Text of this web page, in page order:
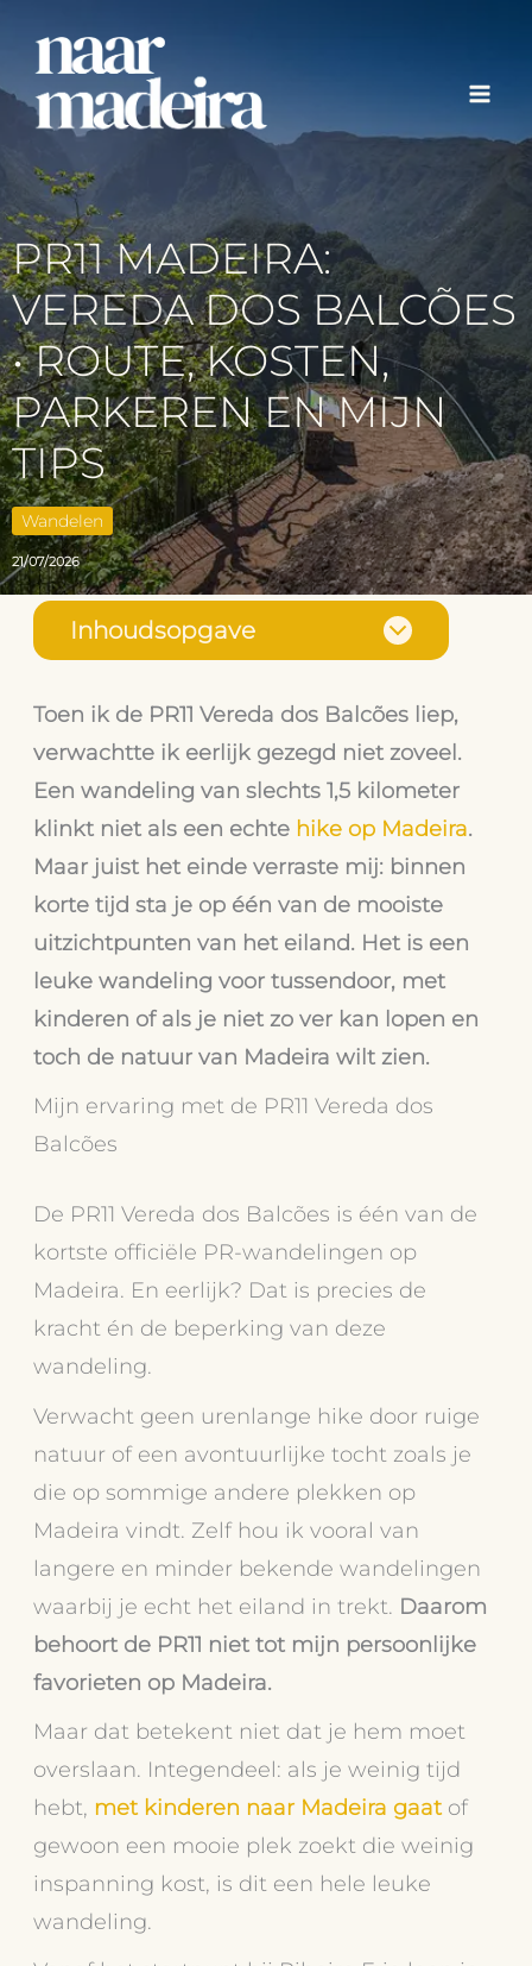
de
inhoud
PR11 MADEIRA:
VEREDA DOS BALCÕES
• ROUTE, KOSTEN,
PARKEREN EN MIJN
TIPS
Wandelen
21/07/2026
Inhoudsopgave
Toen ik de PR11 Vereda dos Balcões liep,
verwachtte ik eerlijk gezegd niet zoveel.
Een wandeling van slechts 1,5 kilometer
klinkt niet als een echte hike op Madeira.
Maar juist het einde verraste mij: binnen
korte tijd sta je op één van de mooiste
uitzichtpunten van het eiland. Het is een
leuke wandeling voor tussendoor, met
kinderen of als je niet zo ver kan lopen en
toch de natuur van Madeira wilt zien.
Mijn ervaring met de PR11 Vereda dos
Balcões
De PR11 Vereda dos Balcões is één van de
kortste officiële PR-wandelingen op
Madeira. En eerlijk? Dat is precies de
kracht én de beperking van deze
wandeling.
Verwacht geen urenlange hike door ruige
natuur of een avontuurlijke tocht zoals je
die op sommige andere plekken op
Madeira vindt. Zelf hou ik vooral van
langere en minder bekende wandelingen
waarbij je echt het eiland in trekt. Daarom
behoort de PR11 niet tot mijn persoonlijke
favorieten op Madeira.
Maar dat betekent niet dat je hem moet
overslaan. Integendeel: als je weinig tijd
hebt, met kinderen naar Madeira gaatof
gewoon een mooie plek zoekt die weinig
inspanning kost, is dit een hele leuke
wandeling.